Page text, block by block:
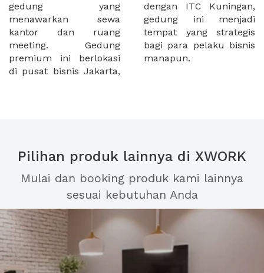
gedung yang
menawarkan sewa
kantor dan ruang
meeting. Gedung
premium ini berlokasi
di pusat bisnis Jakarta,
dengan ITC Kuningan,
gedung ini menjadi
tempat yang strategis
bagi para pelaku bisnis
manapun.
Pilihan produk lainnya di XWORK
Mulai dan booking produk kami lainnya
sesuai kebutuhan Anda